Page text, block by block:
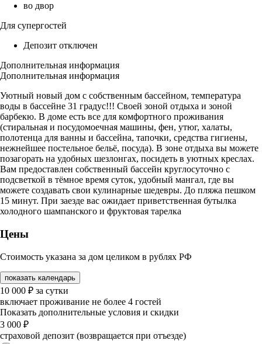
во двор
Для супергостей
Депозит отключен
Дополнительная информация
Дополнительная информация
Уютный новый дом с собственным бассейном, температура
воды в бассейне 31 градус!!! Своей зоной отдыха и зоной
барбекю. В доме есть все для комфортного проживания
(стиральная и посудомоечная машины, фен, утюг, халаты,
полотенца для ванны и бассейна, тапочки, средства гигиены,
нежнейшее постельное бельё, посуда). В зоне отдыха вы можете
позагорать на удобных шезлонгах, посидеть в уютных креслах.
Вам предоставлен собственный бассейн круглосуточно с
подсветкой в тёмное время суток, удобный мангал, где вы
можете создавать свои кулинарные шедевры. До пляжа пешком
15 минут. При заезде вас ожидает приветственная бутылка
холодного шампанского и фруктовая тарелка
Цены
Стоимость указана за дом целиком в рублях РФ
показать календарь
10 000 ₽ за сутки
включает проживание не более 4 гостей
Показать дополнительные условия и скидки
3 000 ₽
страховой депозит (возвращается при отъезде)